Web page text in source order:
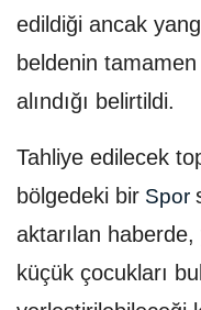
edildiği ancak
beldenin tamamen
alındığı belirtildi.
Tahliye edilecek
bölgedeki bir Spor
aktarılan
küçük çocukları